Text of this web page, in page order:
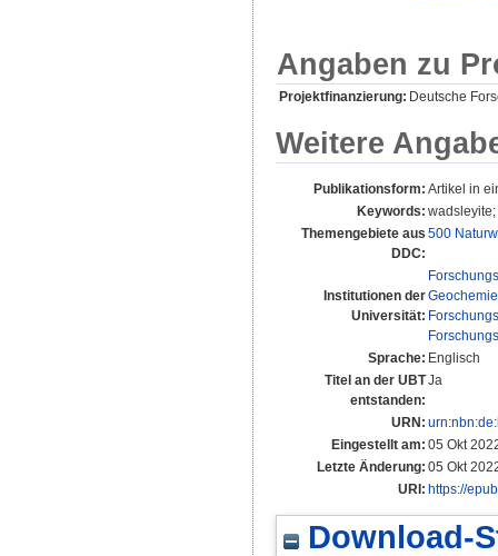
Angaben zu
Projektfinanzierung: Deutsche
Weitere
Publikationsform: Artikel in
Keywords:
Themengebiete aus
DDC:
500
Institutionen der
Universität:
Sprache: Englisch
Titel an der UBT
entstanden:
Ja
URN:
Eingestellt am: 05 Okt
Letzte Änderung: 05 Okt
URI: https://
Download-